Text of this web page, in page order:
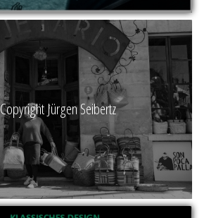
Copyright Jürgen Seibertz